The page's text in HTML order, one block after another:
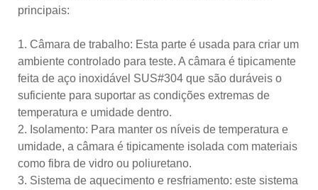
principais:
1. Câmara de trabalho: Esta parte é usada para criar um
ambiente controlado para teste. A câmara é tipicamente
feita de aço inoxidável SUS#304 que são duráveis ​​o
suficiente para suportar as condições extremas de
temperatura e umidade dentro.
2. Isolamento: Para manter os níveis de temperatura e
umidade, a câmara é tipicamente isolada com materiais
como fibra de vidro ou poliuretano.
3. Sistema de aquecimento e resfriamento: este sistema